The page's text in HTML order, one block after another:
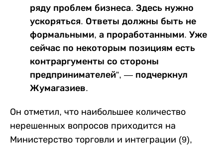
ряду проблем бизнеса. Здесь нужно
ускоряться. Ответы должны быть не
формальными, а проработанными. Уже
сейчас по некоторым позициям есть
контраргументы со стороны
предпринимателей”, — подчеркнул
Жумагазиев.
Он отметил, что наибольшее количество
нерешенных вопросов приходится на
Министерство торговли и интеграции (9),